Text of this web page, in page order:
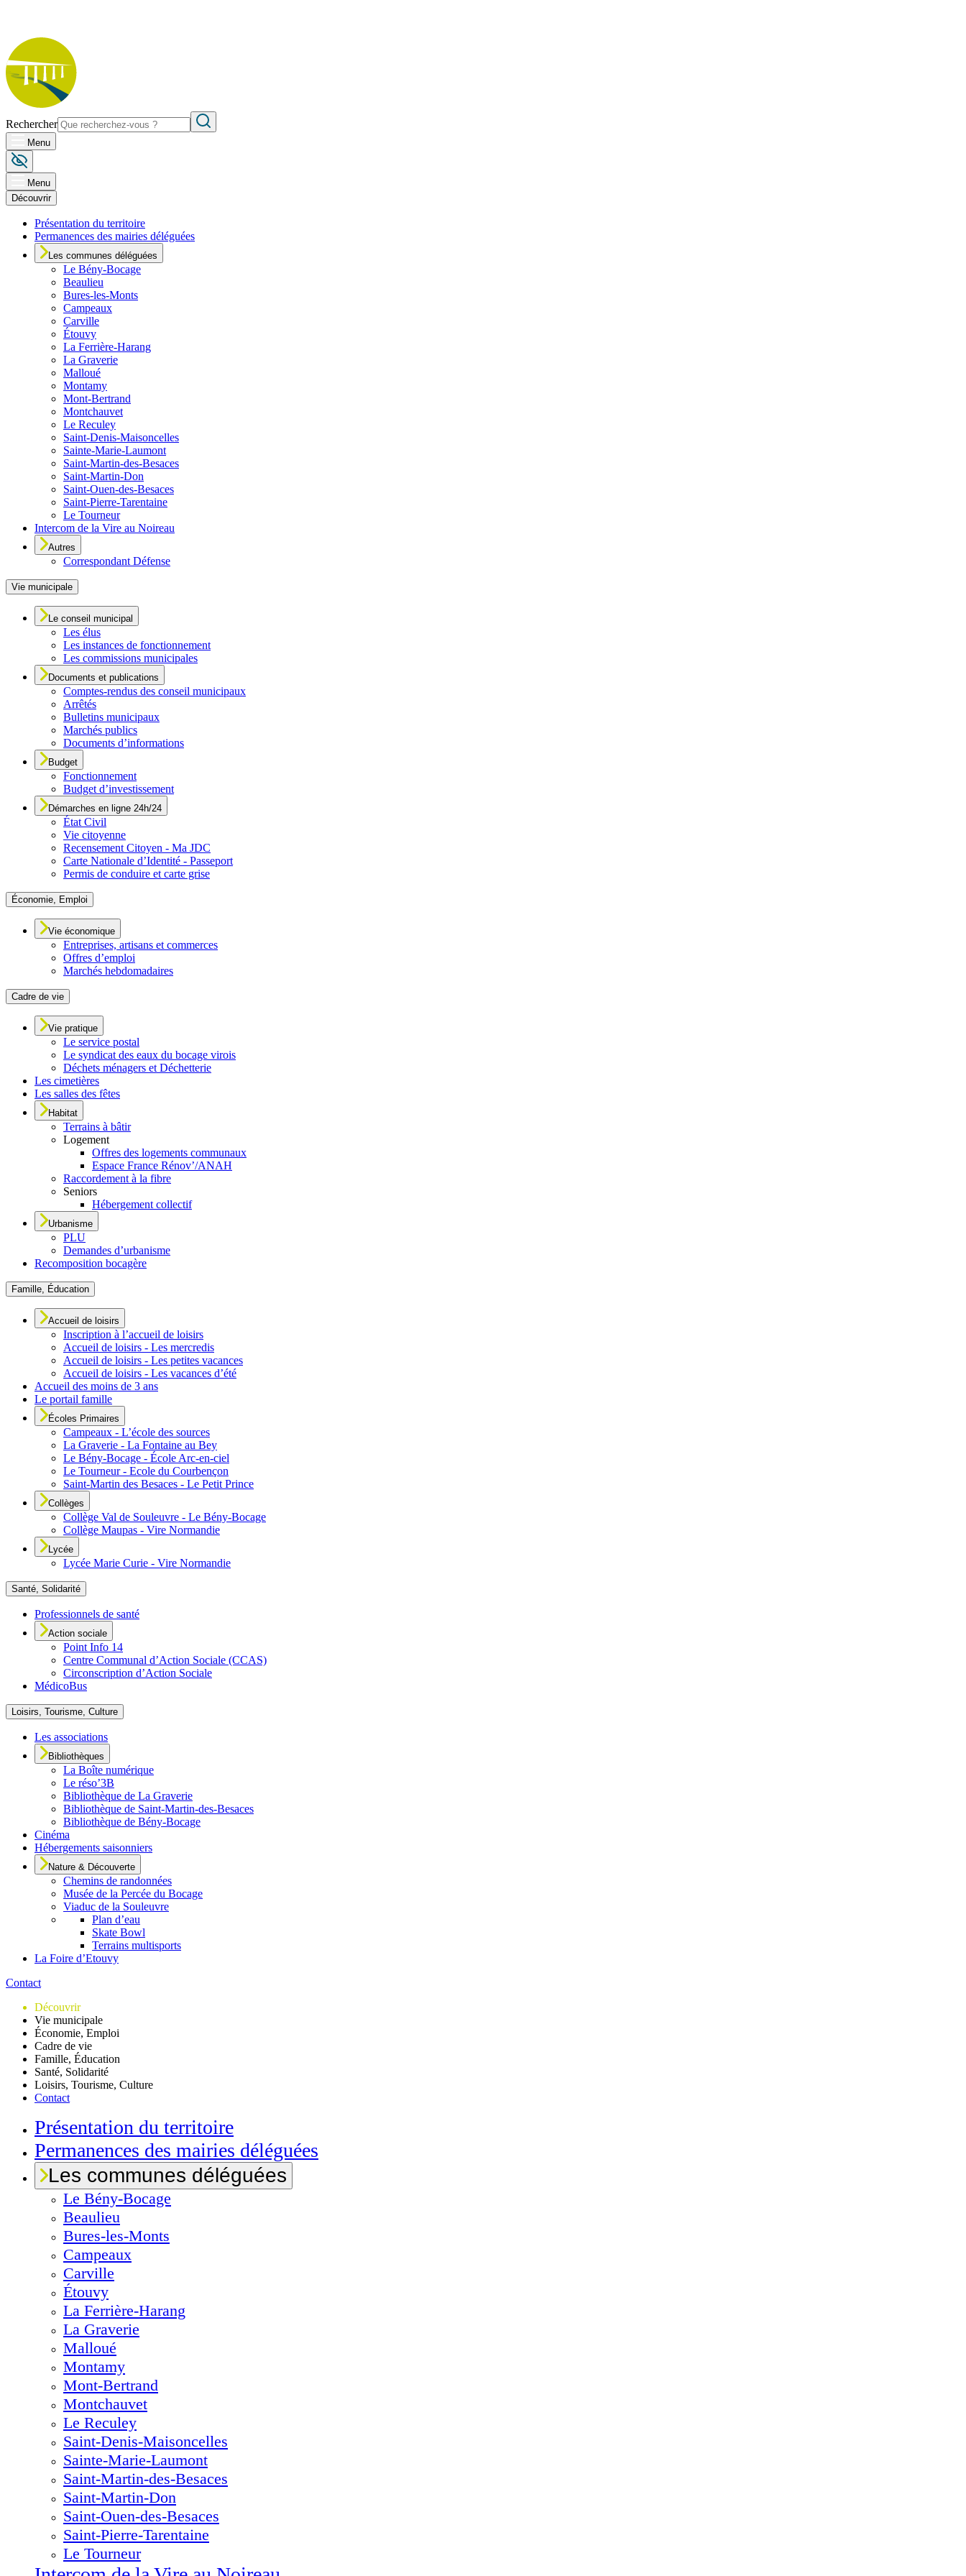
Rechercher
Menu
Menu
Découvrir
Présentation du territoire
Permanences des mairies déléguées
Les communes déléguées
Le Bény-Bocage
Beaulieu
Bures-les-Monts
Campeaux
Carville
Étouvy
La Ferrière-Harang
La Graverie
Malloué
Montamy
Mont-Bertrand
Montchauvet
Le Reculey
Saint-Denis-Maisoncelles
Sainte-Marie-Laumont
Saint-Martin-des-Besaces
Saint-Martin-Don
Saint-Ouen-des-Besaces
Saint-Pierre-Tarentaine
Le Tourneur
Intercom de la Vire au Noireau
Autres
Correspondant Défense
Vie municipale
Le conseil municipal
Les élus
Les instances de fonctionnement
Les commissions municipales
Documents et publications
Comptes-rendus des conseil municipaux
Arrêtés
Bulletins municipaux
Marchés publics
Documents d’informations
Budget
Fonctionnement
Budget d’investissement
Démarches en ligne 24h/24
État Civil
Vie citoyenne
Recensement Citoyen - Ma JDC
Carte Nationale d’Identité - Passeport
Permis de conduire et carte grise
Économie, Emploi
Vie économique
Entreprises, artisans et commerces
Offres d’emploi
Marchés hebdomadaires
Cadre de vie
Vie pratique
Le service postal
Le syndicat des eaux du bocage virois
Déchets ménagers et Déchetterie
Les cimetières
Les salles des fêtes
Habitat
Terrains à bâtir
Logement
Offres des logements communaux
Espace France Rénov’/ANAH
Raccordement à la fibre
Seniors
Hébergement collectif
Urbanisme
PLU
Demandes d’urbanisme
Recomposition bocagère
Famille, Éducation
Accueil de loisirs
Inscription à l’accueil de loisirs
Accueil de loisirs - Les mercredis
Accueil de loisirs - Les petites vacances
Accueil de loisirs - Les vacances d’été
Accueil des moins de 3 ans
Le portail famille
Écoles Primaires
Campeaux - L’école des sources
La Graverie - La Fontaine au Bey
Le Bény-Bocage - École Arc-en-ciel
Le Tourneur - Ecole du Courbençon
Saint-Martin des Besaces - Le Petit Prince
Collèges
Collège Val de Souleuvre - Le Bény-Bocage
Collège Maupas - Vire Normandie
Lycée
Lycée Marie Curie - Vire Normandie
Santé, Solidarité
Professionnels de santé
Action sociale
Point Info 14
Centre Communal d’Action Sociale (CCAS)
Circonscription d’Action Sociale
MédicoBus
Loisirs, Tourisme, Culture
Les associations
Bibliothèques
La Boîte numérique
Le réso’3B
Bibliothèque de La Graverie
Bibliothèque de Saint-Martin-des-Besaces
Bibliothèque de Bény-Bocage
Cinéma
Hébergements saisonniers
Nature & Découverte
Chemins de randonnées
Musée de la Percée du Bocage
Viaduc de la Souleuvre
Plan d’eau
Skate Bowl
Terrains multisports
La Foire d’Etouvy
Contact
Découvrir
Vie municipale
Économie, Emploi
Cadre de vie
Famille, Éducation
Santé, Solidarité
Loisirs, Tourisme, Culture
Contact
Présentation du territoire
Permanences des mairies déléguées
Les communes déléguées
Le Bény-Bocage
Beaulieu
Bures-les-Monts
Campeaux
Carville
Étouvy
La Ferrière-Harang
La Graverie
Malloué
Montamy
Mont-Bertrand
Montchauvet
Le Reculey
Saint-Denis-Maisoncelles
Sainte-Marie-Laumont
Saint-Martin-des-Besaces
Saint-Martin-Don
Saint-Ouen-des-Besaces
Saint-Pierre-Tarentaine
Le Tourneur